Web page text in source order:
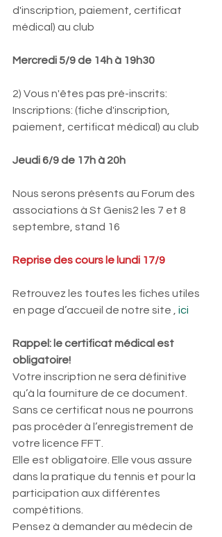
d'inscription, paiement, certificat
médical) au club
Mercredi 5/9 de 14h à 19h30
2) Vous n'êtes pas pré-inscrits:
Inscriptions: (fiche d'inscription,
paiement, certificat médical) au club
Jeudi 6/9 de 17h à 20h
Nous serons présents au Forum des
associations à St Genis2 les 7 et 8
septembre, stand 16
Reprise des cours le lundi 17/9
Retrouvez les toutes les fiches utiles
en page d’accueil de notre site , ici
Rappel: le certificat médical est
obligatoire!
Votre inscription ne sera définitive
qu’à la fourniture de ce document.
Sans ce certificat nous ne pourrons
pas procéder à l’enregistrement de
votre licence FFT.
Elle est obligatoire. Elle vous assure
dans la pratique du tennis et pour la
participation aux différentes
compétitions.
Pensez à demander au médecin de